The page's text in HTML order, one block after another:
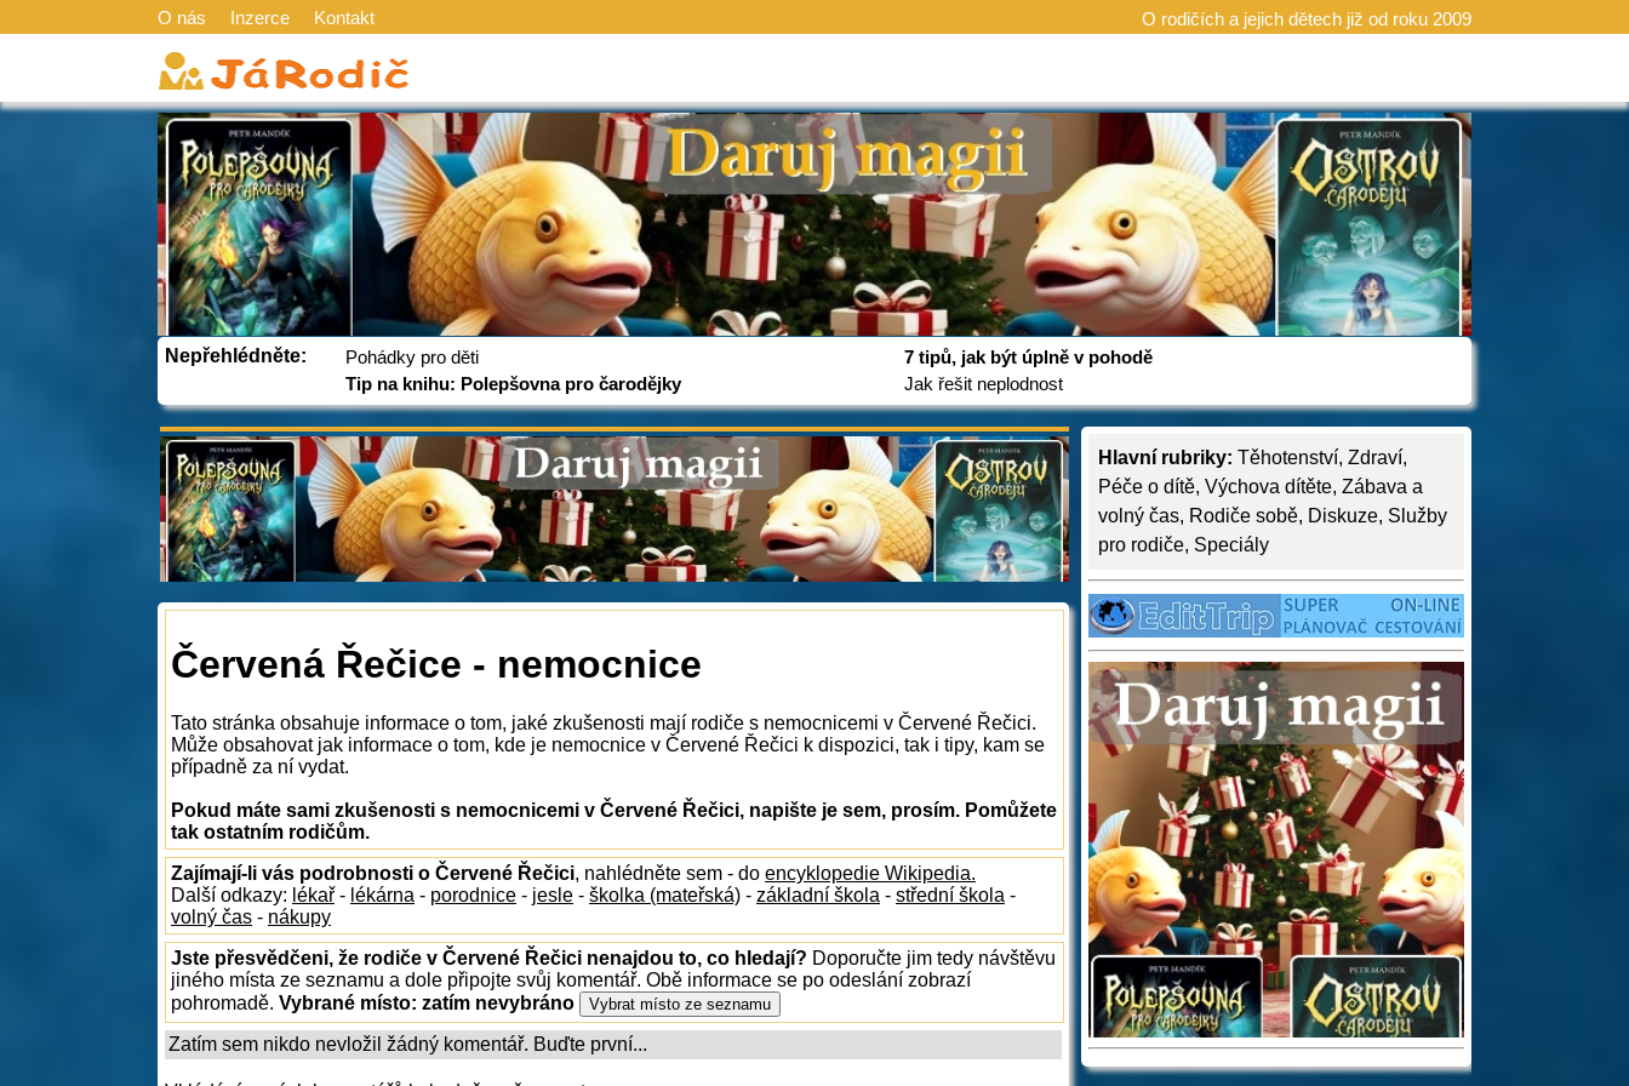
O nás Inzerce Kontakt O rodičích a jejich dětech již od roku 2009
Nepřehlédněte:
Pohádky pro děti
Tip na knihu: Polepšovna pro čarodějky
7 tipů, jak být úplně v pohodě
Jak řešit neplodnost
Hlavní rubriky: Těhotenství, Zdraví,
Péče o dítě, Výchova dítěte, Zábava a
volný čas, Rodiče sobě, Diskuze, Služby
pro rodiče, Speciály
Červená Řečice - nemocnice
Tato stránka obsahuje informace o tom, jaké zkušenosti mají rodiče s nemocnicemi v Červené Řečici.
Může obsahovat jak informace o tom, kde je nemocnice v Červené Řečici k dispozici, tak i tipy, kam se
případně za ní vydat.
Pokud máte sami zkušenosti s nemocnicemi v Červené Řečici, napište je sem, prosím. Pomůžete
tak ostatním rodičům.
Zajímají-li vás podrobnosti o Červené Řečici, nahlédněte sem - do encyklopedie Wikipedia.
Další odkazy: lékař - lékárna - porodnice - jesle - školka (mateřská) - základní škola - střední škola -
volný čas - nákupy
Jste přesvědčeni, že rodiče v Červené Řečici nenajdou to, co hledají? Doporučte jim tedy návštěvu
jiného místa ze seznamu a dole připojte svůj komentář. Obě informace se po odeslání zobrazí
pohromadě. Vybrané místo: zatím nevybráno
Zatím sem nikdo nevložil žádný komentář. Buďte první...